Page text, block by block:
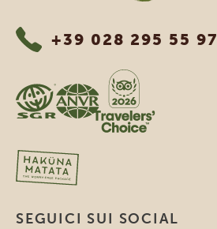
+39 028 295 55 97
SEGUICI SUI SOCIAL